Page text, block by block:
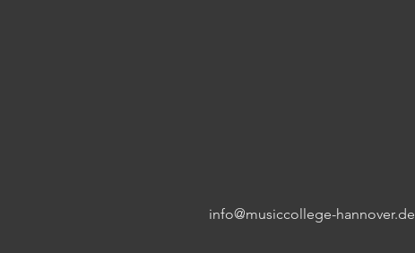
info@musiccollege-hannover.de